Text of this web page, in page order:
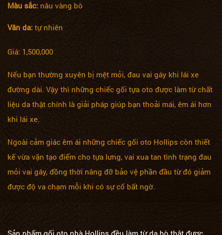
Màu sắc: nâu vàng bò
Vân da: tự nhiên
Giá: 1,500,000
Nếu bạn thường xuyên bị mệt mỏi, đau vai gáy khi lái xe
đường dài. Vậy thì những chiếc gối tựa oto được làm từ chất
liệu da thật chính là giải pháp giúp bạn thoải mái, êm ái hơn
khi lái xe.
Ngoài cảm giác êm ái những chiếc gối oto Hollips còn thiết
kế vừa vặn tạo điểm cho tựa lưng, vai xua tan tình trạng đau
mỏi vai gáy, đồng thời nâng đỡ bảo vệ phần đầu từ đó giảm
được độ va chạm mỗi khi có sự cố bất ngờ.
Sản phấm gối oto nhà Hollips đều làm từ da bò thật được